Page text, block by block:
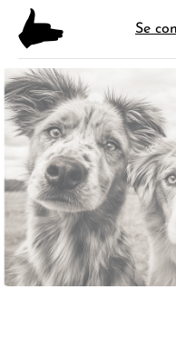
contenu
Se